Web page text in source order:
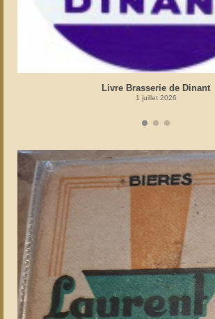
Livre Brasserie de Dinant
1 juillet 2026